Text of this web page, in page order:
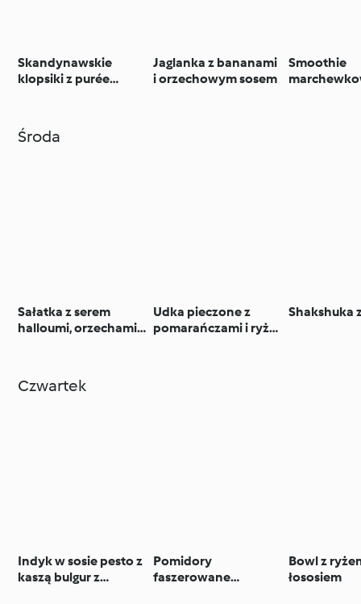
Skandynawskie
klopsiki z purée
Jaglanka z bananami
i orzechowym sosem
Smoothie
Środa
Sałatka z serem
halloumi, orzechami i
Udka pieczone z
pomarańczami i ryż
Shakshuka
Czwartek
Indyk w sosie pesto z
kaszą bulgur z
Pomidory
faszerowane
Bowl z
łososiem